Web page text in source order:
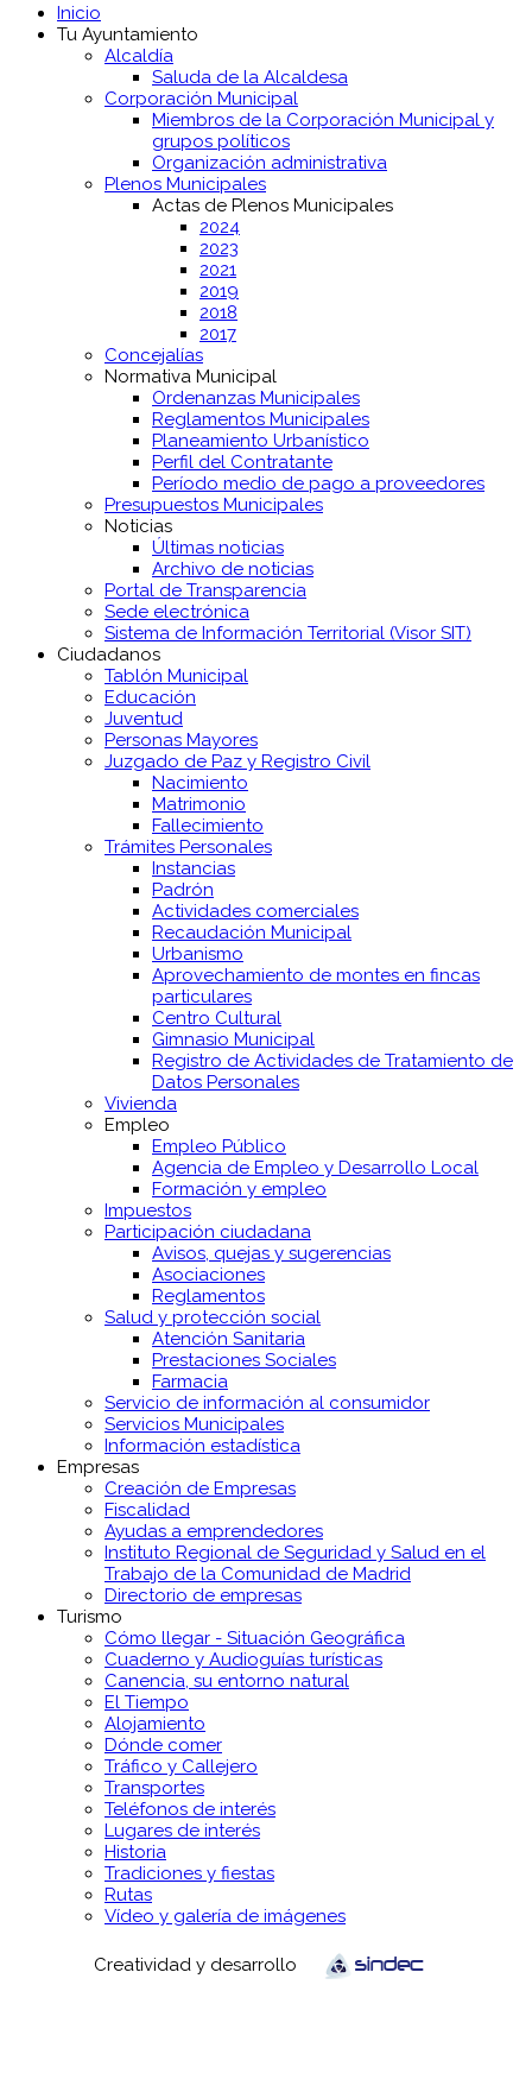
Inicio
Tu Ayuntamiento
Alcaldía
Saluda de la Alcaldesa
Corporación Municipal
Miembros de la Corporación Municipal y
grupos políticos
Organización administrativa
Plenos Municipales
Actas de Plenos Municipales
2024
2023
2021
2019
2018
2017
Concejalías
Normativa Municipal
Ordenanzas Municipales
Reglamentos Municipales
Planeamiento Urbanístico
Perfil del Contratante
Período medio de pago a proveedores
Presupuestos Municipales
Noticias
Últimas noticias
Archivo de noticias
Portal de Transparencia
Sede electrónica
Sistema de Información Territorial (Visor SIT)
Ciudadanos
Tablón Municipal
Educación
Juventud
Personas Mayores
Juzgado de Paz y Registro Civil
Nacimiento
Matrimonio
Fallecimiento
Trámites Personales
Instancias
Padrón
Actividades comerciales
Recaudación Municipal
Urbanismo
Aprovechamiento de montes en fincas
particulares
Centro Cultural
Gimnasio Municipal
Registro de Actividades de Tratamiento de
Datos Personales
Vivienda
Empleo
Empleo Público
Agencia de Empleo y Desarrollo Local
Formación y empleo
Impuestos
Participación ciudadana
Avisos, quejas y sugerencias
Asociaciones
Reglamentos
Salud y protección social
Atención Sanitaria
Prestaciones Sociales
Farmacia
Servicio de información al consumidor
Servicios Municipales
Información estadística
Empresas
Creación de Empresas
Fiscalidad
Ayudas a emprendedores
Instituto Regional de Seguridad y Salud en el
Trabajo de la Comunidad de Madrid
Directorio de empresas
Turismo
Cómo llegar - Situación Geográfica
Cuaderno y Audioguías turísticas
Canencia, su entorno natural
El Tiempo
Alojamiento
Dónde comer
Tráfico y Callejero
Transportes
Teléfonos de interés
Lugares de interés
Historia
Tradiciones y fiestas
Rutas
Vídeo y galería de imágenes
Creatividad y desarrollo